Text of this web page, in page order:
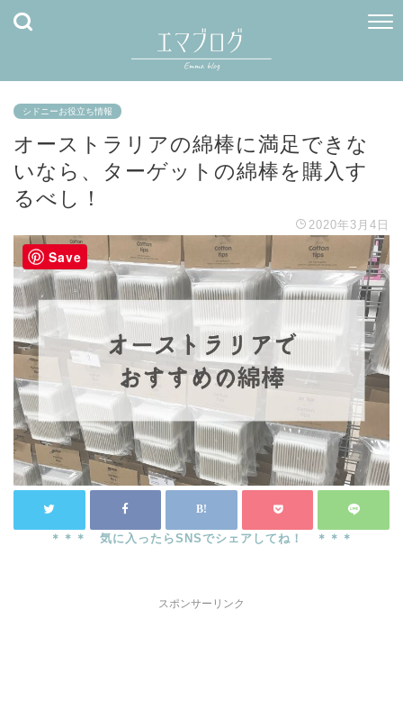
シドニーお役立ち情報
オーストラリアの綿棒に満足できな
いなら、ターゲットの綿棒を購入す
るべし！
2020年3月4日
スポンサーリンク
Save